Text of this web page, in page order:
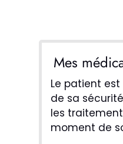
Mes
Le patient
de sa
les
moment de